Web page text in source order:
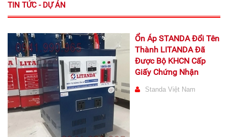
TIN TỨC - DỰ ÁN
Ổn Áp STANDA Đổi Tên
Thành LITANDA Đã
Được Bộ KHCN Cấp
Giấy Chứng Nhận
Standa Việt Nam